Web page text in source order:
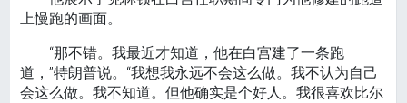
上慢跑的画面。
“那不错。我最近才知道，他在白宫建了一条跑
道，”特朗普说。“我想我永远不会这么做。我不认为自己
会这么做。我不知道。但他确实是个好人。我很喜欢比尔